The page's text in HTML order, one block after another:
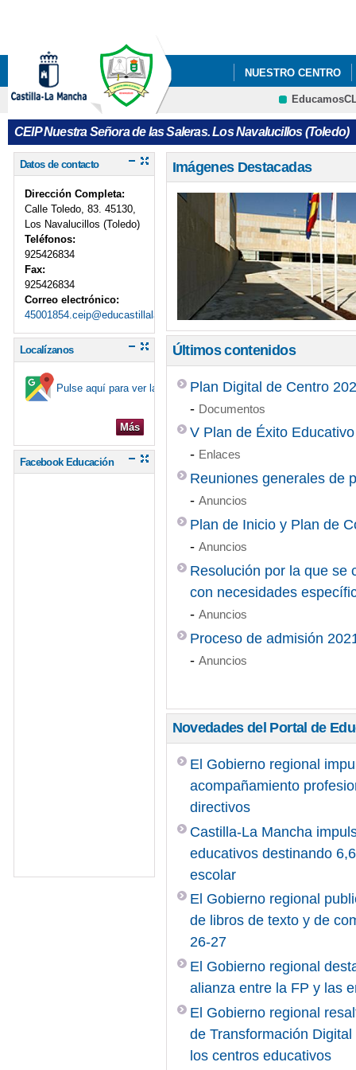
NUESTRO CENTRO
CRFP
CEIP Nuestra Señora de las Saleras. Los Navalucillos (Toledo)
Datos de contacto
Dirección Completa:
Calle Toledo, 83. 45130,
Los Navalucillos (Toledo)
Teléfonos:
925426834
Fax:
925426834
Correo electrónico:
45001854.ceip@educastillalamancha.es
Localízanos
Pulse aquí para ver la ubicación en el mapa
Más
Facebook Educación
Imágenes Destacadas
Últimos contenidos
Plan Digital de Centro
- Documentos
V Plan de Éxito
- Enlaces
Reuniones generales de
- Anuncios
Plan de Inicio y Plan de
- Anuncios
Resolución por la que se
con necesidades
- Anuncios
Proceso de admisión
- Anuncios
Novedades del Portal de
El Gobierno regional
acompañamiento
directivos
Castilla-La Mancha
educativos destinando
escolar
El Gobierno regional
de libros de texto y de
26-27
El Gobierno regional
alianza entre la FP y las
El Gobierno regional
de Transformación
los centros educativos